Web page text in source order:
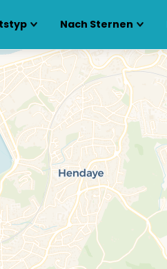
Nach Sternen